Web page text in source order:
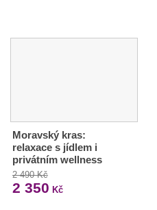
Moravský kras:
relaxace s jídlem i
privátním wellness
2 490 Kč
2 350 Kč